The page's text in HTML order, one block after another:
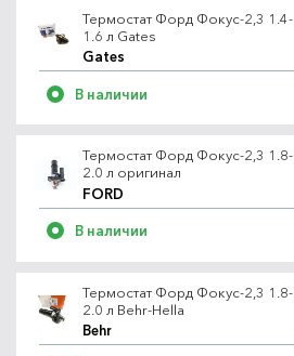
Термостат Форд Фокус-2,3 1.4-
1.6 л Gates
Gates
В наличии
Термостат Форд Фокус-2,3 1.8-
2.0 л оригинал
FORD
В наличии
Термостат Форд Фокус-2,3 1.8-
2.0 л Behr-Hella
Behr